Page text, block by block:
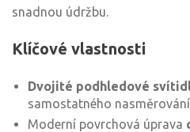
snadnou údržbu.
Klíčové vlastnosti
Dvojité podhledové
samostatného
Moderní povrchová úprava